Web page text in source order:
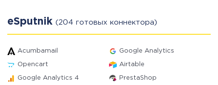
eSputnik (204 готовых коннектора)
Acumbamail Google Analytics
Opencart Airtable
Google Analytics 4 PrestaShop